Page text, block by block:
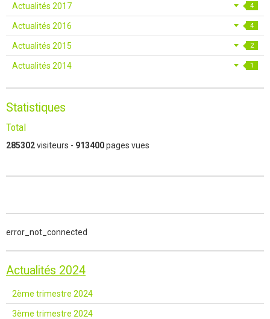
Actualités 2017 4
Actualités 2016 4
Actualités 2015 2
Actualités 2014 1
Statistiques
Total
285302visiteurs - 913400pages vues
error_not_connected
Actualités 2024
2ème trimestre 2024
3ème trimestre 2024